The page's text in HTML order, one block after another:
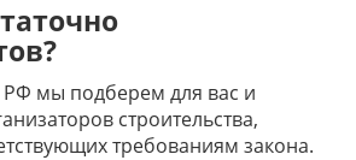
мы подберем для вас и
строительства,
требованиям закона.